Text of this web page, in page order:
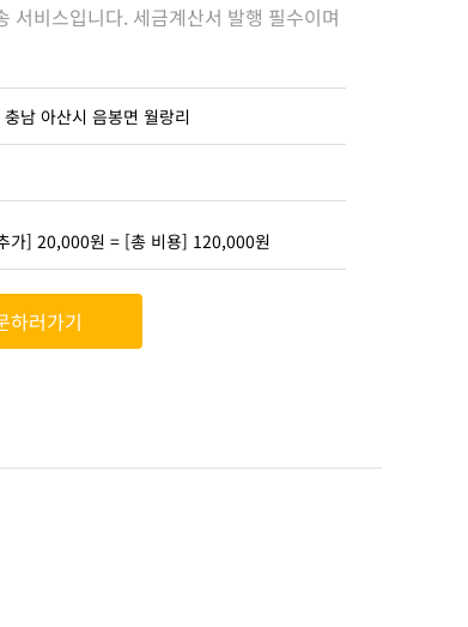
서비스입니다. 세금계산서 발행 필수이며
남 아산시 음봉면 월랑리
가] 20,000원 = [총 비용] 120,000원
하러가기